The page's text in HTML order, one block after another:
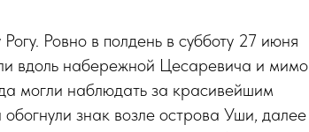
Ровно в полдень в субботу 27 июня
вдоль набережной Цесаревича и мимо
могли наблюдать за красивейшим
знак возле острова Уши, далее